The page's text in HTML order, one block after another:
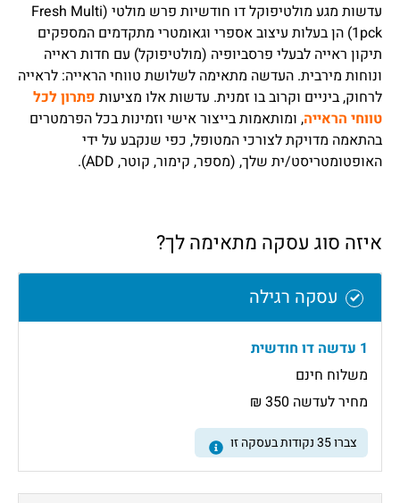
עדשות מגע מולטיפוקל דו חודשיות פרש מולטי (Fresh Multi
1pck) הן בעלות עיצוב אספרי וגאומטרי מתקדמים המספקים
תיקון ראייה לבעלי פרסביופיה (מולטיפוקל) עם חדות ראייה
ונוחות מירבית. העדשה מתאימה לשלושת טווחי הראייה: לראייה
לרחוק, ביניים וקרוב בו זמנית. עדשות אלו מציעות פתרון לכל
טווחי הראייה, ומותאמות בייצור אישי וזמינות בכל הפרמטרים
בהתאמה מדויקת לצורכי המטופל, כפי שנקבע על ידי
האופטומטריסט/ית שלך, (מספר, קימור, קוטר, ADD).
איזה סוג עסקה מתאימה לך?
עסקה רגילה
1 עדשה דו חודשית
משלוח חינם
מחיר לעדשה 350 ₪
צברו35נקודות בעסקה זו